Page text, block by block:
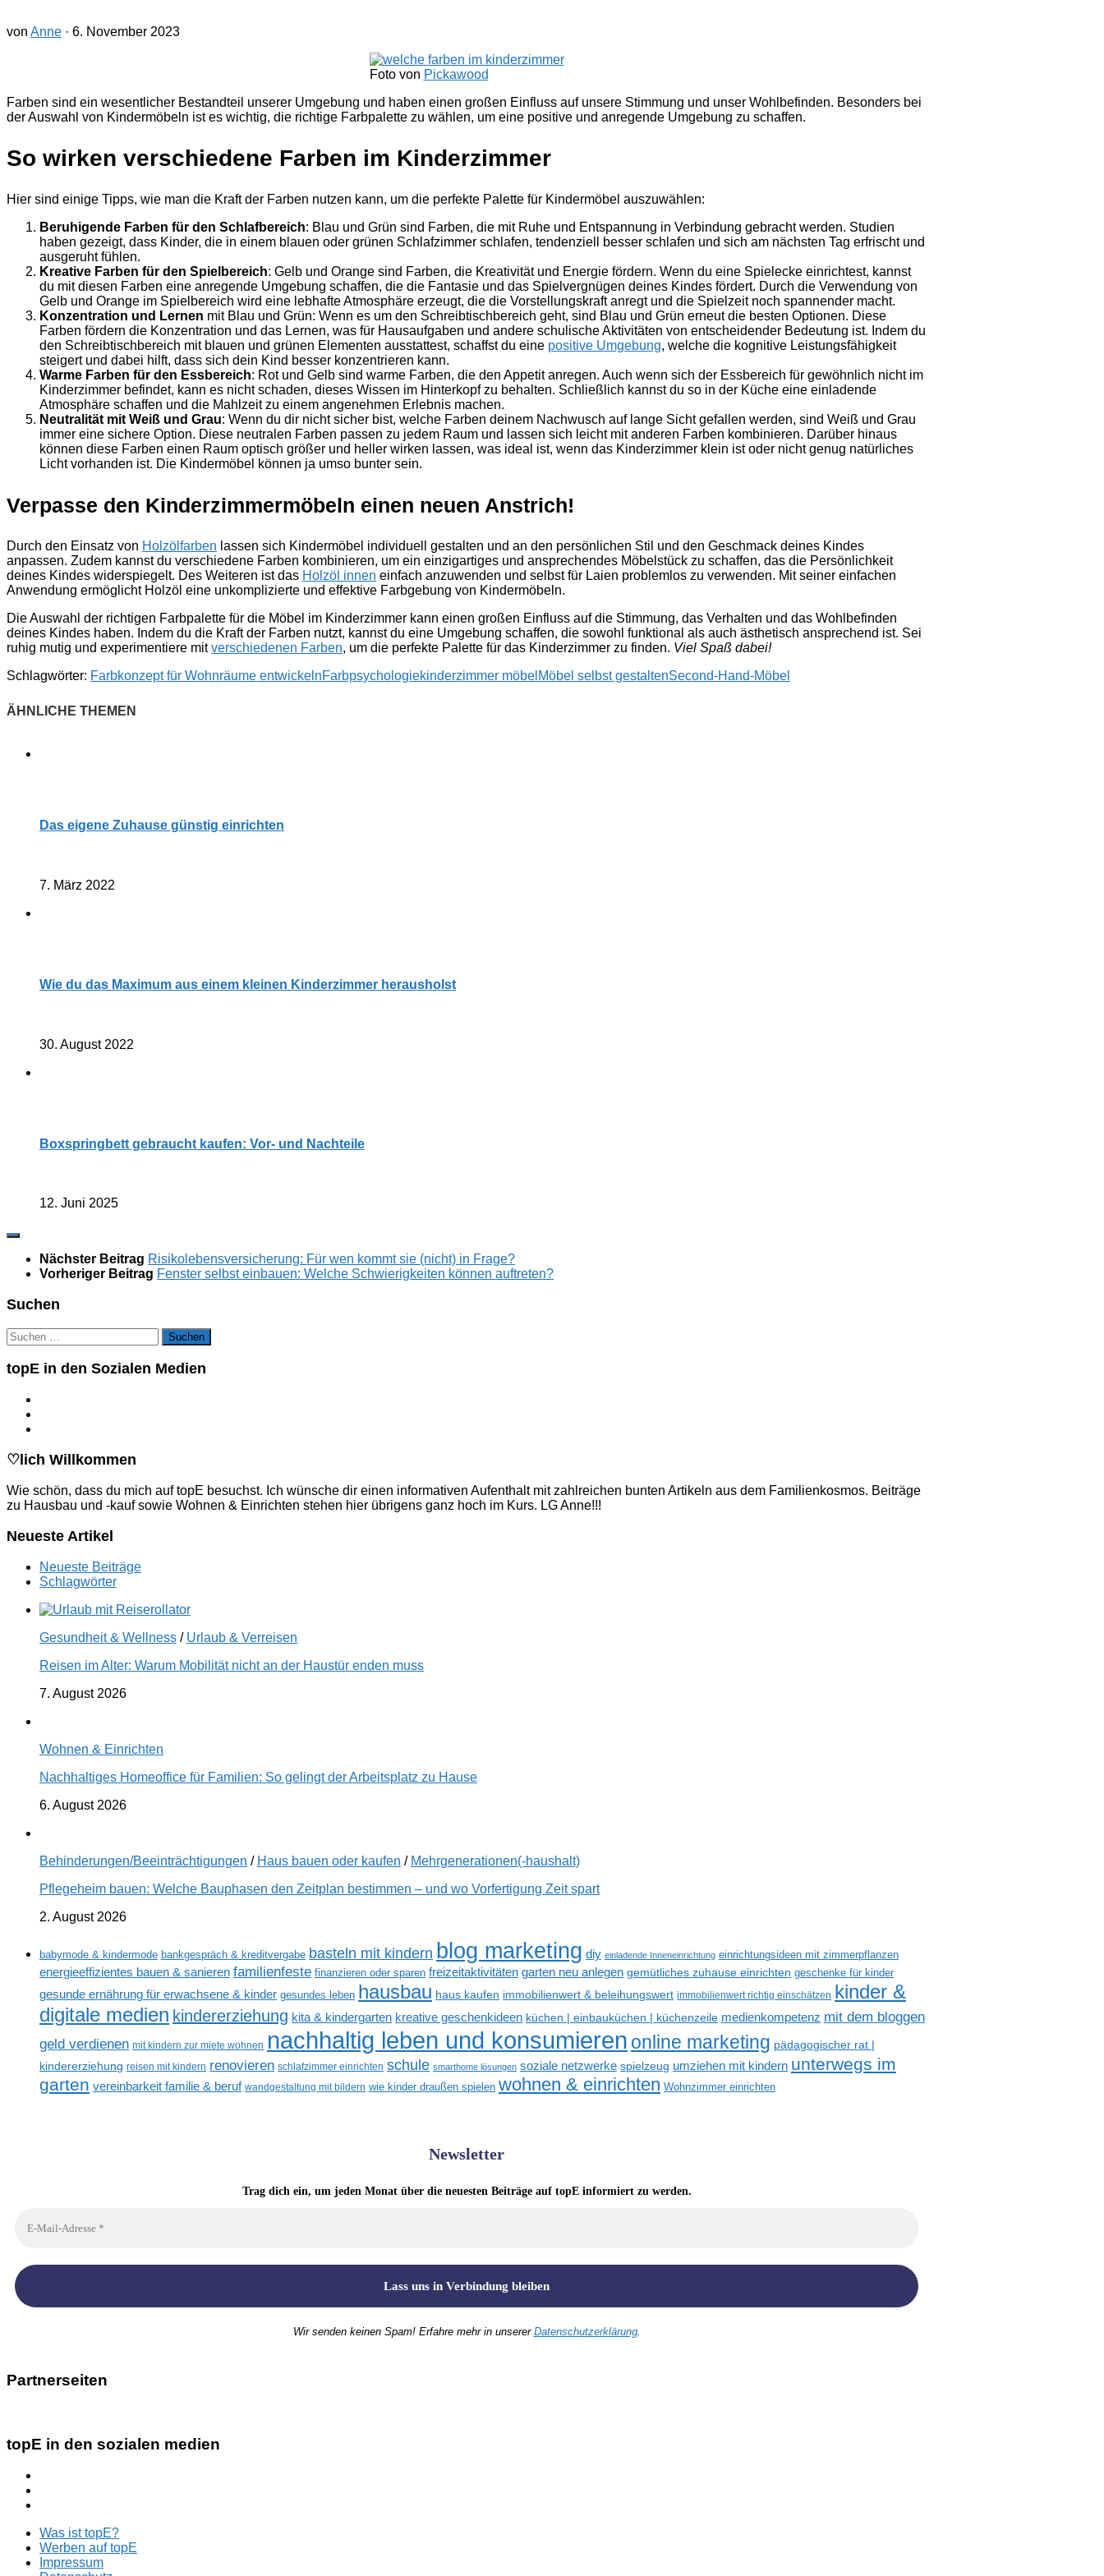
von Anne · 6. November 2023
Foto von Pickawood
Farben sind ein wesentlicher Bestandteil unserer Umgebung und haben einen großen Einfluss auf unsere Stimmung und unser Wohlbefinden. Besonders bei
der Auswahl von Kindermöbeln ist es wichtig, die richtige Farbpalette zu wählen, um eine positive und anregende Umgebung zu schaffen.
So wirken verschiedene Farben im Kinderzimmer
Hier sind einige Tipps, wie man die Kraft der Farben nutzen kann, um die perfekte Palette für Kindermöbel auszuwählen:
Beruhigende Farben für den Schlafbereich: Blau und Grün sind Farben, die mit Ruhe und Entspannung in Verbindung gebracht werden. Studien
haben gezeigt, dass Kinder, die in einem blauen oder grünen Schlafzimmer schlafen, tendenziell besser schlafen und sich am nächsten Tag erfrischt und
ausgeruht fühlen.
Kreative Farben für den Spielbereich: Gelb und Orange sind Farben, die Kreativität und Energie fördern. Wenn du eine Spielecke einrichtest, kannst
du mit diesen Farben eine anregende Umgebung schaffen, die die Fantasie und das Spielvergnügen deines Kindes fördert. Durch die Verwendung von
Gelb und Orange im Spielbereich wird eine lebhafte Atmosphäre erzeugt, die die Vorstellungskraft anregt und die Spielzeit noch spannender macht.
Konzentration und Lernen mit Blau und Grün: Wenn es um den Schreibtischbereich geht, sind Blau und Grün erneut die besten Optionen. Diese
Farben fördern die Konzentration und das Lernen, was für Hausaufgaben und andere schulische Aktivitäten von entscheidender Bedeutung ist. Indem du
den Schreibtischbereich mit blauen und grünen Elementen ausstattest, schaffst du eine positive Umgebung, welche die kognitive Leistungsfähigkeit
steigert und dabei hilft, dass sich dein Kind besser konzentrieren kann.
Warme Farben für den Essbereich: Rot und Gelb sind warme Farben, die den Appetit anregen. Auch wenn sich der Essbereich für gewöhnlich nicht im
Kinderzimmer befindet, kann es nicht schaden, dieses Wissen im Hinterkopf zu behalten. Schließlich kannst du so in der Küche eine einladende
Atmosphäre schaffen und die Mahlzeit zu einem angenehmen Erlebnis machen.
Neutralität mit Weiß und Grau: Wenn du dir nicht sicher bist, welche Farben deinem Nachwusch auf lange Sicht gefallen werden, sind Weiß und Grau
immer eine sichere Option. Diese neutralen Farben passen zu jedem Raum und lassen sich leicht mit anderen Farben kombinieren. Darüber hinaus
können diese Farben einen Raum optisch größer und heller wirken lassen, was ideal ist, wenn das Kinderzimmer klein ist oder nicht genug natürliches
Licht vorhanden ist. Die Kindermöbel können ja umso bunter sein.
Verpasse den Kinderzimmermöbeln einen neuen Anstrich!
Durch den Einsatz von Holzölfarben lassen sich Kindermöbel individuell gestalten und an den persönlichen Stil und den Geschmack deines Kindes
anpassen. Zudem kannst du verschiedene Farben kombinieren, um ein einzigartiges und ansprechendes Möbelstück zu schaffen, das die Persönlichkeit
deines Kindes widerspiegelt. Des Weiteren ist das Holzöl innen einfach anzuwenden und selbst für Laien problemlos zu verwenden. Mit seiner einfachen
Anwendung ermöglicht Holzöl eine unkomplizierte und effektive Farbgebung von Kindermöbeln.
Die Auswahl der richtigen Farbpalette für die Möbel im Kinderzimmer kann einen großen Einfluss auf die Stimmung, das Verhalten und das Wohlbefinden
deines Kindes haben. Indem du die Kraft der Farben nutzt, kannst du eine Umgebung schaffen, die sowohl funktional als auch ästhetisch ansprechend ist. Sei
ruhig mutig und experimentiere mitverschiedenen Farben, um die perfekte Palette für das Kinderzimmer zu finden. Viel Spaß dabei!
Schlagwörter: Farbkonzept für Wohnräume entwickelnFarbpsychologiekinderzimmer möbel Möbel selbst gestaltenSecond-Hand-Möbel
Das eigene Zuhause günstig einrichten
7. März 2022
Wie du das Maximum aus einem kleinen Kinderzimmer herausholst
30. August 2022
Boxspringbett gebraucht kaufen: Vor- und Nachteile
12. Juni 2025
Nächster Beitrag Risikolebensversicherung: Für wen kommt sie (nicht) in Frage?
Vorheriger Beitrag Fenster selbst einbauen: Welche Schwierigkeiten können auftreten?
Suchen
Suchen
nach:
topE in den Sozialen Medien
♡lich Willkommen
Wie schön, dass du mich auf topE besuchst. Ich wünsche dir einen informativen Aufenthalt mit zahlreichen bunten Artikeln aus dem Familienkosmos. Beiträge
zu Hausbau und -kauf sowie Wohnen & Einrichten stehen hier übrigens ganz hoch im Kurs. LG Anne!!!
Neueste Artikel
Neueste Beiträge
Schlagwörter
Gesundheit & Wellness / Urlaub & Verreisen
Reisen im Alter: Warum Mobilität nicht an der Haustür enden muss
7. August 2026
Wohnen & Einrichten
Nachhaltiges Homeoffice für Familien: So gelingt der Arbeitsplatz zu Hause
6. August 2026
Behinderungen/Beeinträchtigungen / Haus bauen oder kaufen / Mehrgenerationen(-haushalt)
Pflegeheim bauen: Welche Bauphasen den Zeitplan bestimmen – und wo Vorfertigung Zeit spart
2. August 2026
babymode & kindermode bankgespräch & kreditvergabe basteln mit kindern blog marketing diy einladende Inneneinrichtung einrichtungsideen mit zimmerpflanzen
energieeffizientes bauen & sanieren familienfeste finanzieren oder sparen freizeitaktivitäten garten neu anlegen gemütliches zuhause einrichten geschenke für kinder
gesunde ernährung für erwachsene & kinder gesundes leben hausbau haus kaufen immobilienwert & beleihungswert immobilienwert richtig einschätzen kinder &
digitale medien kindererziehung kita & kindergarten kreative geschenkideen küchen | einbauküchen | küchenzeile medienkompetenz mit dem bloggen
geld verdienen mit kindern zur miete wohnen nachhaltig leben und konsumieren online marketing pädagogischer rat |
kindererziehung reisen mit kindern renovieren schlafzimmer einrichten schule smarthome lösungen soziale netzwerke spielzeug umziehen mit kindern unterwegs im
garten vereinbarkeit familie & beruf wandgestaltung mit bildern wie kinder draußen spielen wohnen & einrichten Wohnzimmer einrichten
Newsletter
Trag dich ein, um jeden Monat über die neuesten Beiträge auf topE informiert zu werden.
Wir senden keinen Spam! Erfahre mehr in unserer Datenschutzerklärung.
Partnerseiten
topE in den sozialen medien
Was ist topE?
Werben auf topE
Impressum